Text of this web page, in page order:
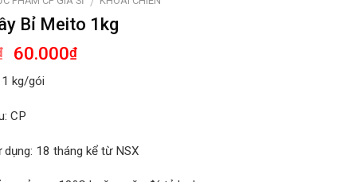
Bỉ Meito 1kg
60.000₫
1 kg/gói
CP
dụng: 18 tháng kể từ NSX